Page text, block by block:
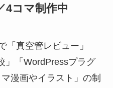
4コマ制作中
「真空管レビュー」
」「WordPressプラグ
漫画やイラスト」の制